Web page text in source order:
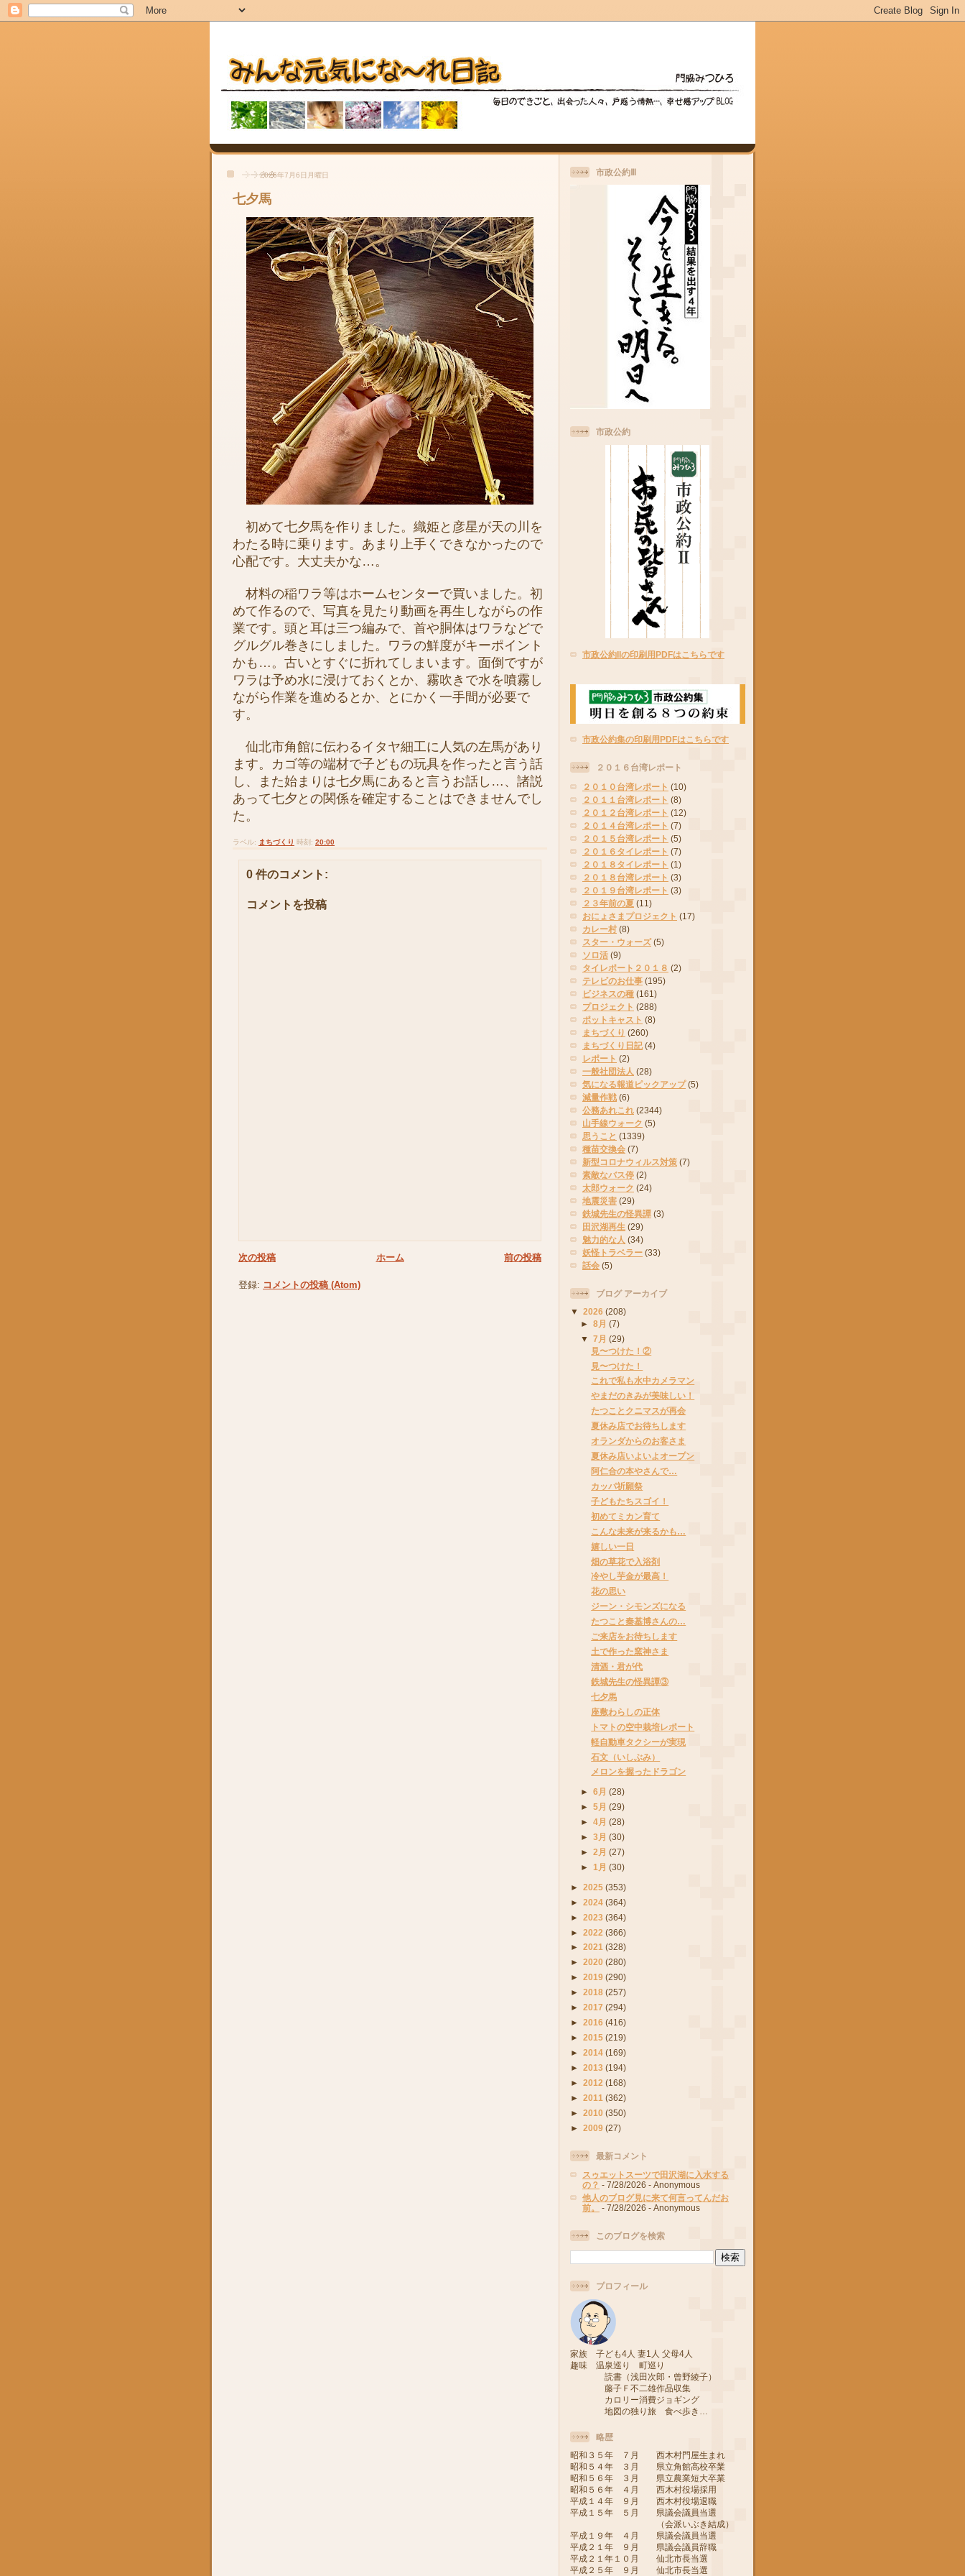
2026年7月6日月曜日
七夕馬
初めて七夕馬を作りました。織姫と彦星が天の川を
わたる時に乗ります。あまり上手くできなかったので
心配です。大丈夫かな…。
材料の稲ワラ等はホームセンターで買いました。初
めて作るので、写真を見たり動画を再生しながらの作
業です。頭と耳は三つ編みで、首や胴体はワラなどで
グルグル巻きにしました。ワラの鮮度がキーポイント
かも…。古いとすぐに折れてしまいます。面倒ですが
ワラは予め水に浸けておくとか、霧吹きで水を噴霧し
ながら作業を進めるとか、とにかく一手間が必要で
す。
仙北市角館に伝わるイタヤ細工に人気の左馬があり
ます。カゴ等の端材で子どもの玩具を作ったと言う話
し、また始まりは七夕馬にあると言うお話し…、諸説
あって七夕との関係を確定することはできませんでし
た。
ラベル: まちづくり 時刻: 20:00
0 件のコメント:
コメントを投稿
次の投稿 前の投稿
ホーム
登録: コメントの投稿 (Atom)
市政公約Ⅲ
市政公約
市政公約IIの印刷用PDFはこちらです
市政公約集の印刷用PDFはこちらです
２０１６台湾レポート
２０１０台湾レポート (10)
２０１１台湾レポート (8)
２０１２台湾レポート (12)
２０１４台湾レポート (7)
２０１５台湾レポート (5)
２０１６タイレポート (7)
２０１８タイレポート (1)
２０１８台湾レポート (3)
２０１９台湾レポート (3)
２３年前の夏 (11)
おにょさまプロジェクト (17)
カレー村 (8)
スター・ウォーズ (5)
ソロ活 (9)
タイレポート２０１８ (2)
テレビのお仕事 (195)
ビジネスの種 (161)
プロジェクト (288)
ポットキャスト (8)
まちづくり (260)
まちづくり日記 (4)
レポート (2)
一般社団法人 (28)
気になる報道ピックアップ (5)
減量作戦 (6)
公務あれこれ (2344)
山手線ウォーク (5)
思うこと (1339)
種苗交換会 (7)
新型コロナウィルス対策 (7)
素敵なバス停 (2)
太郎ウォーク (24)
地震災害 (29)
鉄城先生の怪異譚 (3)
田沢湖再生 (29)
魅力的な人 (34)
妖怪トラベラー (33)
話会 (5)
ブログ アーカイブ
▼ 2026 (208)
►8月(7)
▼7月(29)
見〜つけた！②
見〜つけた！
これで私も水中カメラマン
やまだのきみが美味しい！
たつことクニマスが再会
夏休み店でお待ちします
オランダからのお客さま
夏休み店いよいよオープン
阿仁合の本やさんで…
カッパ祈願祭
子どもたちスゴイ！
初めてミカン育て
こんな未来が来るかも…
嬉しい一日
畑の草花で入浴剤
冷やし芋金が最高！
花の思い
ジーン・シモンズになる
たつこと秦基博さんの…
ご来店をお待ちします
土で作った窯神さま
清酒・君が代
鉄城先生の怪異譚③
七夕馬
座敷わらしの正体
トマトの空中栽培レポート
軽自動車タクシーが実現
石文（いしぶみ）
メロンを握ったドラゴン
►6月(28)
►5月(29)
►4月(28)
►3月(30)
►2月(27)
► 1月(30)
► 2025 (353)
► 2024 (364)
► 2023 (364)
► 2022 (366)
► 2021 (328)
► 2020 (280)
► 2019 (290)
► 2018 (257)
► 2017 (294)
► 2016 (416)
► 2015 (219)
► 2014 (169)
► 2013 (194)
► 2012 (168)
► 2011 (362)
► 2010 (350)
► 2009 (27)
最新コメント
スゥエットスーツで田沢湖に入水する
の？ - 7/28/2026 - Anonymous
他人のブログ見に来て何言ってんだお
前。
- 7/28/2026 - Anonymous
このブログを検索
プロフィール
家族 子ども4人 妻1人 父母4人
趣味 温泉巡り 町巡り
読書（浅田次郎・曾野綾子）
藤子Ｆ不二雄作品収集
カロリー消費ジョギング
地図の独り旅 食べ歩き…
略歴
昭和３５年 ７月 西木村門屋生まれ
昭和５４年 ３月 県立角館高校卒業
昭和５６年 ３月 県立農業短大卒業
昭和５６年 ４月 西木村役場採用
平成１４年 ９月 西木村役場退職
平成１５年 ５月 県議会議員当選
（会派いぶき結成）
平成１９年 ４月 県議会議員当選
平成２１年 ９月 県議会議員辞職
平成２１年１０月 仙北市長当選
平成２５年 ９月 仙北市長当選